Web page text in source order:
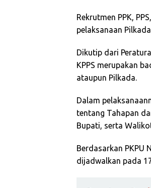
Rekrutmen PPK,
pelaksanaan
Dikutip dari
KPPS merupakan
ataupun Pilkada.
Dalam
tentang Tahapan
Bupati, serta
Berdasarkan PKPU
dijadwalkan pada